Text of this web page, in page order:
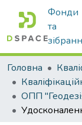
Фонди
та
Головна